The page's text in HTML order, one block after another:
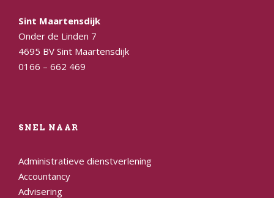
Sint Maartensdijk
Onder de Linden 7
4695 BV Sint Maartensdijk
0166 – 662 469
SNEL NAAR
Administratieve dienstverlening
Accountancy
Advisering